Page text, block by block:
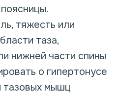
тяжесть или
таза,
нижней части спины
о гипертонусе
тазовых мышц